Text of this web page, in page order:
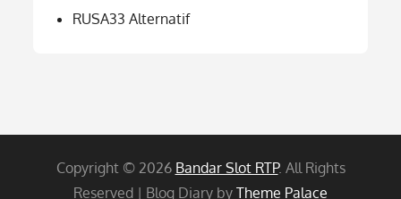
RUSA33 Alternatif
Copyright © 2026 Bandar Slot RTP. All Rights
Reserved | Blog Diary by Theme Palace